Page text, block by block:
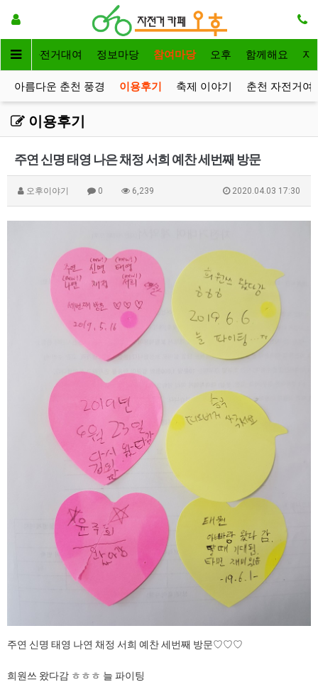
인 자전거대여 정보마당 참여마당 오후 함께해요 자
아름다운 춘천 풍경 이용후기 축제 이야기 춘천 자전거여
이용후기
주연 신명 태영 나은 채정 서희 예찬 세번째 방문
오후이야기 0 6,239 2020.04.03 17:30
주연 신명 태영 나연 채정 서희 예찬 세번째 방문♡♡♡
희원쓰 왔다감 ㅎㅎㅎ 늘 파이팅